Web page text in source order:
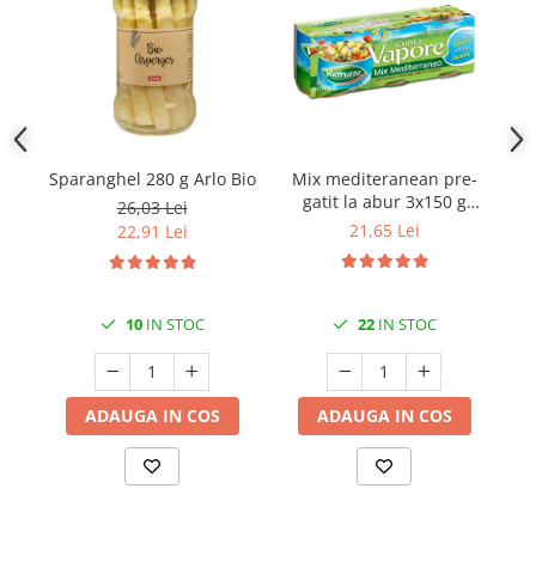
Sparanghel 280 g Arlo Bio
26,03 Lei
22,91 Lei
10IN STOC
ADAUGA IN COS
Mix mediteranean pre-
gatit la abur 3x150 g
Valfrutta
21,65 Lei
22IN STOC
ADAUGA IN COS